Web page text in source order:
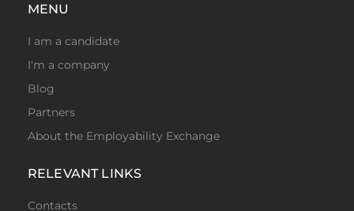
MENU
I am a candidate
I'm a company
Blog
Partners
About the Employability Exchange
RELEVANT LINKS
Contacts